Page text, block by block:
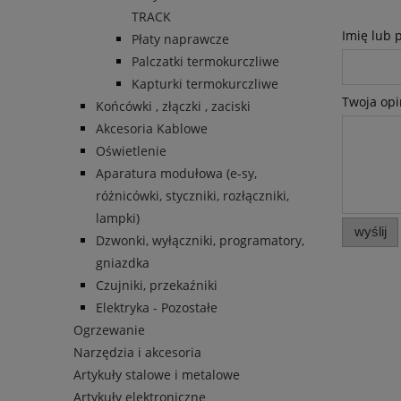
TRACK
Płaty naprawcze
Palczatki termokurczliwe
Kapturki termokurczliwe
Końcówki , złączki , zaciski
Akcesoria Kablowe
Oświetlenie
Aparatura modułowa (e-sy,
różnicówki, styczniki, rozłączniki,
lampki)
Dzwonki, wyłączniki, programatory,
gniazdka
Czujniki, przekaźniki
Elektryka - Pozostałe
Ogrzewanie
Narzędzia i akcesoria
Artykuły stalowe i metalowe
Artykuły elektroniczne
Imię lub
Twoja
wyślij